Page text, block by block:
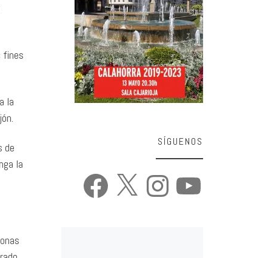
fines
la
de
la
SÍGUENOS
Facebook Instagram YouTube